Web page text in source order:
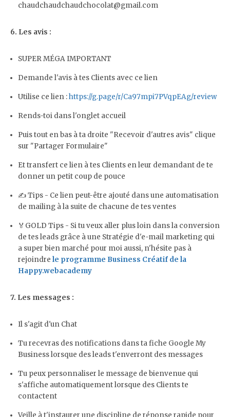
chaudchaudchaudchocolat@gmail.com
6. Les avis :
SUPER MÉGA IMPORTANT
Demande l'avis à tes Clients avec ce lien
Utilise ce lien :https://g.page/r/Ca97mpi7PVqpEAg/review
Rends-toi dans l'onglet accueil
Puis tout en bas à ta droite "Recevoir d'autres avis" clique
sur "Partager Formulaire"
Et transfert ce lien à tes Clients en leur demandant de te
donner un petit coup de pouce
✍️ Tips - Ce lien peut-être ajouté dans une automatisation
de mailing à la suite de chacune de tes ventes
🏅GOLD Tips - Si tu veux aller plus loin dans la conversion
de tes leads grâce à une Stratégie d'e-mail marketing qui
a super bien marché pour moi aussi, n'hésite pas à
rejoindre le programme Business Créatif de la
Happy.webacademy
7. Les messages :
Il s'agit d'un Chat
Tu recevras des notifications dans ta fiche Google My
Business lorsque des leads t'enverront des messages
Tu peux personnaliser le message de bienvenue qui
s'affiche automatiquement lorsque des Clients te
contactent
Veille à t'instaurer une discipline de réponse rapide pour